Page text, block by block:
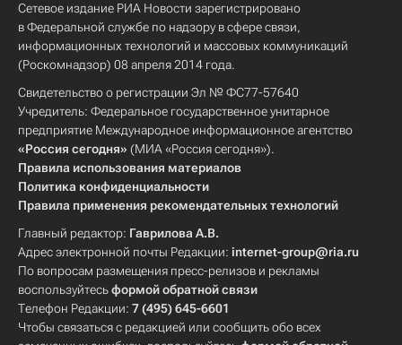
Сетевое издание РИА Новости зарегистрировано
в Федеральной службе по надзору в сфере связи,
информационных технологий и массовых коммуникаций
(Роскомнадзор) 08 апреля 2014 года.
Свидетельство о регистрации Эл № ФС77-57640
Учредитель: Федеральное государственное унитарное
предприятие Международное информационное агентство
«Россия сегодня» (МИА «Россия сегодня»).
Правила использования материалов
Политика конфиденциальности
Правила применения рекомендательных технологий
Главный редактор: Гаврилова А.В.
Адрес электронной почты Редакции: internet-group@ria.ru
По вопросам размещения пресс-релизов и рекламы
воспользуйтесьформой обратной связи
Телефон Редакции: 7 (495) 645-6601
Чтобы связаться с редакцией или сообщить обо всех